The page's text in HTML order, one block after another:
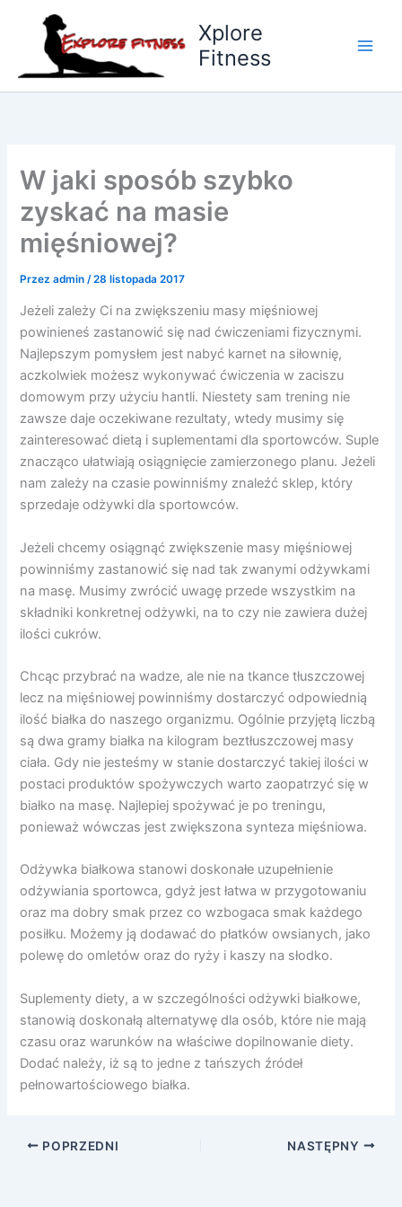
Xplore
Fitness
W jaki sposób szybko
zyskać na masie
mięśniowej?
Przezadmin/28 listopada 2017
Jeżeli zależy Ci na zwiększeniu masy mięśniowej
powinieneś zastanowić się nad ćwiczeniami fizycznymi.
Najlepszym pomysłem jest nabyć karnet na siłownię,
aczkolwiek możesz wykonywać ćwiczenia w zaciszu
domowym przy użyciu hantli. Niestety sam trening nie
zawsze daje oczekiwane rezultaty, wtedy musimy się
zainteresować dietą i suplementami dla sportowców. Suple
znacząco ułatwiają osiągnięcie zamierzonego planu. Jeżeli
nam zależy na czasie powinniśmy znaleźć sklep, który
sprzedaje odżywki dla sportowców.
Jeżeli chcemy osiągnąć zwiększenie masy mięśniowej
powinniśmy zastanowić się nad tak zwanymi odżywkami
na masę. Musimy zwrócić uwagę przede wszystkim na
składniki konkretnej odżywki, na to czy nie zawiera dużej
ilości cukrów.
Chcąc przybrać na wadze, ale nie na tkance tłuszczowej
lecz na mięśniowej powinniśmy dostarczyć odpowiednią
ilość białka do naszego organizmu. Ogólnie przyjętą liczbą
są dwa gramy białka na kilogram beztłuszczowej masy
ciała. Gdy nie jesteśmy w stanie dostarczyć takiej ilości w
postaci produktów spożywczych warto zaopatrzyć się w
białko na masę. Najlepiej spożywać je po treningu,
ponieważ wówczas jest zwiększona synteza mięśniowa.
Odżywka białkowa stanowi doskonałe uzupełnienie
odżywiania sportowca, gdyż jest łatwa w przygotowaniu
oraz ma dobry smak przez co wzbogaca smak każdego
posiłku. Możemy ją dodawać do płatków owsianych, jako
polewę do omletów oraz do ryży i kaszy na słodko.
Suplementy diety, a w szczególności odżywki białkowe,
stanowią doskonałą alternatywę dla osób, które nie mają
czasu oraz warunków na właściwe dopilnowanie diety.
Dodać należy, iż są to jedne z tańszych źródeł
pełnowartościowego białka.
POPRZEDNI NASTĘPNY